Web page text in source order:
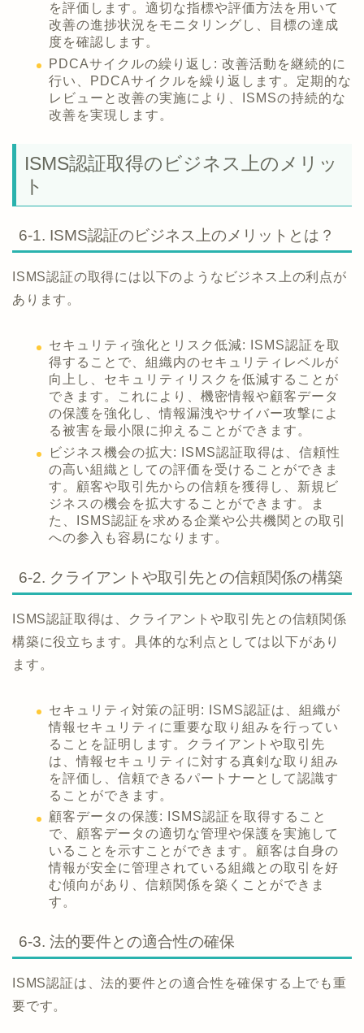
を評価します。適切な指標や評価方法を用いて
改善の進捗状況をモニタリングし、目標の達成
度を確認します。
PDCAサイクルの繰り返し: 改善活動を継続的に
行い、PDCAサイクルを繰り返します。定期的な
レビューと改善の実施により、ISMSの持続的な
改善を実現します。
ISMS認証取得のビジネス上のメリッ
ト
6-1. ISMS認証のビジネス上のメリットとは？
ISMS認証の取得には以下のようなビジネス上の利点が
あります。
セキュリティ強化とリスク低減: ISMS認証を取
得することで、組織内のセキュリティレベルが
向上し、セキュリティリスクを低減することが
できます。これにより、機密情報や顧客データ
の保護を強化し、情報漏洩やサイバー攻撃によ
る被害を最小限に抑えることができます。
ビジネス機会の拡大: ISMS認証取得は、信頼性
の高い組織としての評価を受けることができま
す。顧客や取引先からの信頼を獲得し、新規ビ
ジネスの機会を拡大することができます。ま
た、ISMS認証を求める企業や公共機関との取引
への参入も容易になります。
6-2. クライアントや取引先との信頼関係の構築
ISMS認証取得は、クライアントや取引先との信頼関係
構築に役立ちます。具体的な利点としては以下があり
ます。
セキュリティ対策の証明: ISMS認証は、組織が
情報セキュリティに重要な取り組みを行ってい
ることを証明します。クライアントや取引先
は、情報セキュリティに対する真剣な取り組み
を評価し、信頼できるパートナーとして認識す
ることができます。
顧客データの保護: ISMS認証を取得すること
で、顧客データの適切な管理や保護を実施して
いることを示すことができます。顧客は自身の
情報が安全に管理されている組織との取引を好
む傾向があり、信頼関係を築くことができま
す。
6-3. 法的要件との適合性の確保
ISMS認証は、法的要件との適合性を確保する上でも重
要です。